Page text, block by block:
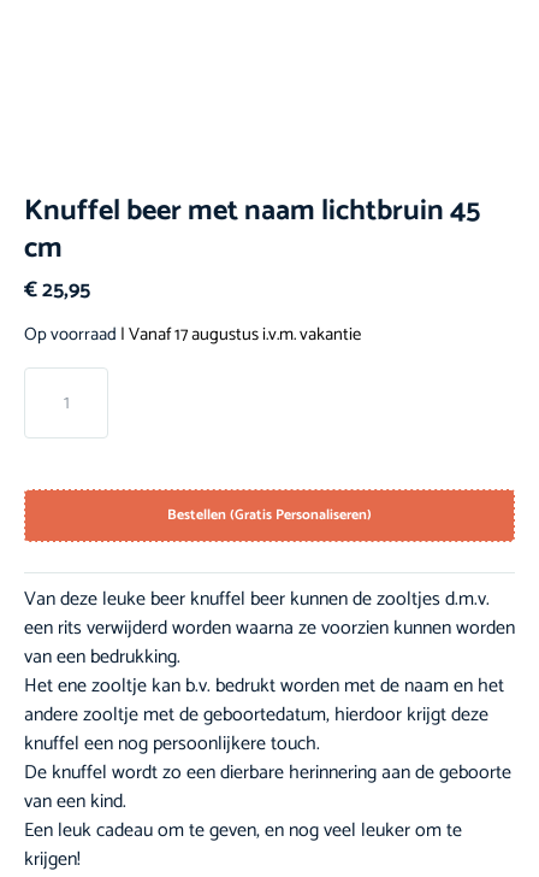
Knuffel beer met naam lichtbruin 45
cm
€25,95
Op voorraad | Vanaf 17 augustus i.v.m. vakantie
Bestellen (Gratis Personaliseren)
Van deze leuke beer knuffel beer kunnen de zooltjes d.m.v.
een rits verwijderd worden waarna ze voorzien kunnen worden
van een bedrukking.
Het ene zooltje kan b.v. bedrukt worden met de naam en het
andere zooltje met de geboortedatum, hierdoor krijgt deze
knuffel een nog persoonlijkere touch.
De knuffel wordt zo een dierbare herinnering aan de geboorte
van een kind.
Een leuk cadeau om te geven, en nog veel leuker om te
krijgen!